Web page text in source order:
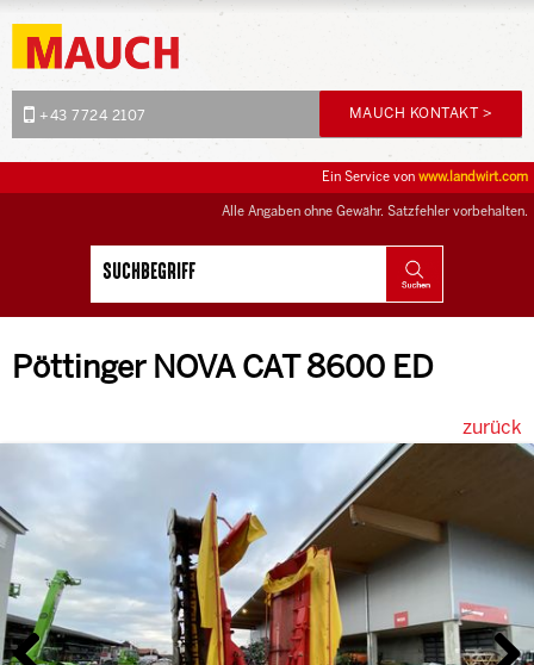
+43 7724 2107 MAUCH KONTAKT >
Alle Angaben ohne Gewähr. Satzfehler vorbehalten.
Ein Service von www.landwirt.com
Pöttinger NOVA CAT 8600 ED
zurück